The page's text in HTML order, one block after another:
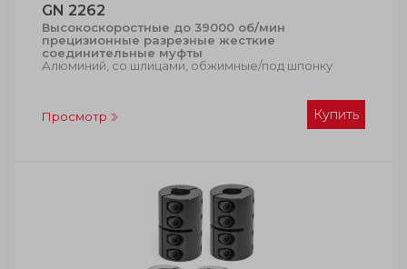
GN 2262
Высокоскоростные до 39000 об/мин
прецизионные разрезные жесткие
соединительные муфты
Алюминий, со шлицами, обжимные/под шпонку
Просмотр Купить